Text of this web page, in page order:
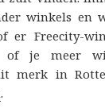
winkels en
er Freecity-
of je meer
merk in
.